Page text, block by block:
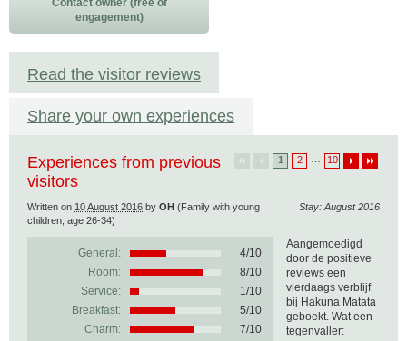
Contact owner (free of
engagement)
Read the visitor reviews
Share your own experiences
1 2 10
Experiences from previous
visitors
Stay: August 2016
Written on 10 August 2016 by OH (Family with young
children, age 26-34)
General: 4/10
Room:
8/10
Service:
1/10
Breakfast:
5/10
Charm:
7/10
Aangemoedigd
door de positieve
reviews een
vierdaags verblijf
bij Hakuna Matata
geboekt. Wat een
tegenvaller: